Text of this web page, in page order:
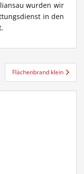
wurden wir
in den
Flächenbrand klein